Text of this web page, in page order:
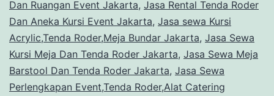
Dan Ruangan Event Jakarta, Jasa Rental Tenda Roder
Dan Aneka Kursi Event Jakarta, Jasa sewa Kursi
Acrylic,Tenda Roder,Meja Bundar Jakarta, Jasa Sewa
Kursi Meja Dan Tenda Roder Jakarta, Jasa Sewa Meja
Barstool Dan Tenda Roder Jakarta, Jasa Sewa
Perlengkapan Event,Tenda Roder,Alat Catering